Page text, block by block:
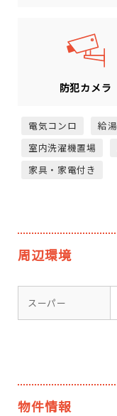
防犯カメラ
電気コンロ 給湯
室内洗濯機置場
家具・家電付き
周辺環境
スーパー
物件情報